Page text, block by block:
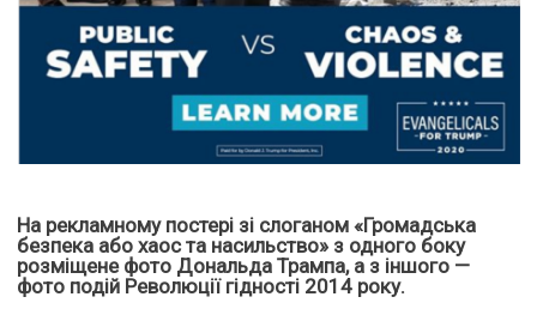
На рекламному постері зі слоганом «Громадська
безпека або хаос та насильство» з одного боку
розміщене фото Дональда Трампа, а з іншого —
фото подій Революції гідності 2014 року.